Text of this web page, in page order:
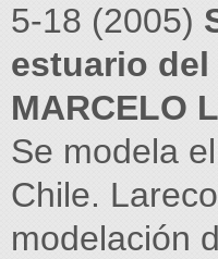
5-18 (2005)
estuario
MARCELO
Se modela
Chile.
modelación